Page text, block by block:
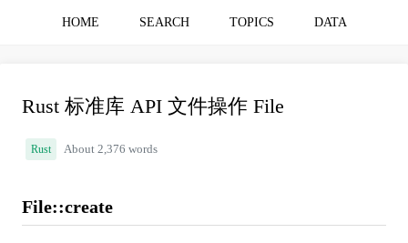
HOME SEARCH TOPICS DATA
Rust 标准库 API 文件操作 File
Rust About 2,376 words
File::create